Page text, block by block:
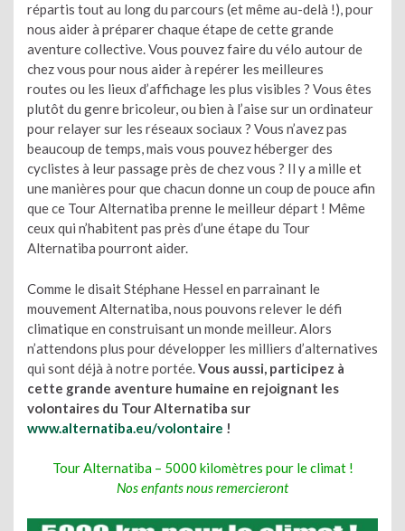
répartis tout au long du parcours (et même au-delà !), pour
nous aider à préparer chaque étape de cette grande
aventure collective. Vous pouvez faire du vélo autour de
chez vous pour nous aider à repérer les meilleures
routes ou les lieux d’affichage les plus visibles ? Vous êtes
plutôt du genre bricoleur, ou bien à l’aise sur un ordinateur
pour relayer sur les réseaux sociaux ? Vous n’avez pas
beaucoup de temps, mais vous pouvez héberger des
cyclistes à leur passage près de chez vous ? Il y a mille et
une manières pour que chacun donne un coup de pouce afin
que ce Tour Alternatiba prenne le meilleur départ ! Même
ceux qui n’habitent pas près d’une étape du Tour
Alternatiba pourront aider.
Comme le disait Stéphane Hessel en parrainant le
mouvement Alternatiba, nous pouvons relever le défi
climatique en construisant un monde meilleur. Alors
n’attendons plus pour développer les milliers d’alternatives
qui sont déjà à notre portée.Vous aussi, participez à
cette grande aventure humaine en rejoignant les
volontaires du Tour Alternatiba sur
www.alternatiba.eu/volontaire !
Tour Alternatiba – 5000 kilomètres pour le climat !
Nos enfants nous remercieront